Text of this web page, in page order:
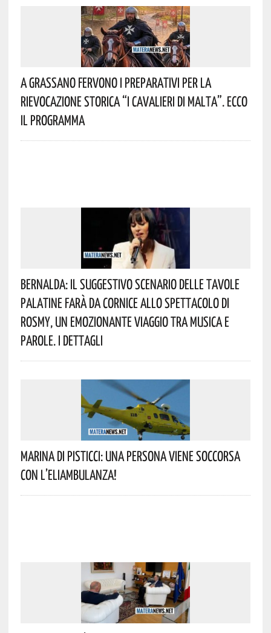
A Grassano Fervono I Preparativi Per La
Rievocazione Storica “I CAVALIERI DI MALTA”. Ecco
Il Programma
Bernalda: Il Suggestivo Scenario Delle Tavole
Palatine Farà Da Cornice Allo Spettacolo Di
Rosmy, Un Emozionante Viaggio Tra Musica E
Parole. I Dettagli
Marina Di Pisticci: Una Persona Viene Soccorsa
Con L’eliambulanza!